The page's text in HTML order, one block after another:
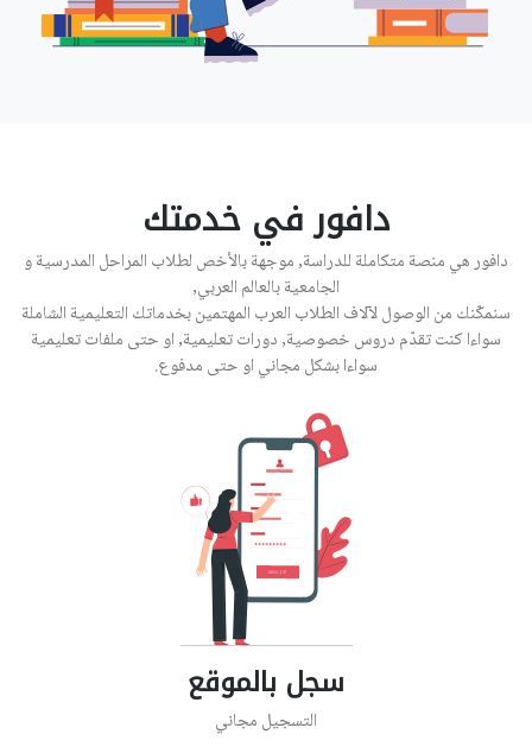
دافور في خدمتك
دافور هي منصة متكاملة للدراسة, موجهة بالأخص لطلاب المراحل المدرسية و
الجامعية بالعالم العربي,
سنمكّنك من الوصول لآلاف الطلاب العرب المهتمين بخدماتك التعليمية الشاملة
سواءا كنت تقدّم دروس خصوصية, دورات تعليمية, او حتى ملفات تعليمية
سواءا بشكل مجاني او حتى مدفوع.
سجل بالموقع
التسجيل مجاني